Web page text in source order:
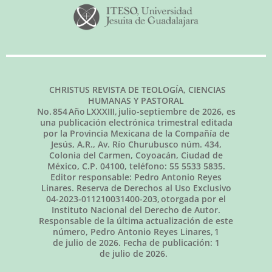
CHRISTUS REVISTA DE TEOLOGÍA, CIENCIAS
HUMANAS Y PASTORAL
No.854Año LXXXIII, julio-septiembre de 2026, es
una publicación electrónica trimestral editada
por la Provincia Mexicana de la Compañía de
Jesús, A.R., Av. Río Churubusco núm. 434,
Colonia del Carmen, Coyoacán, Ciudad de
México, C.P. 04100, teléfono: 55 5533 5835.
Editor responsable: Pedro Antonio Reyes
Linares. Reserva de Derechos al Uso Exclusivo
04-2023-011210031400-203, otorgada por el
Instituto Nacional del Derecho de Autor.
Responsable de la última actualización de este
número, Pedro Antonio Reyes Linares, 1
de julio de 2026. Fecha de publicación: 1
de julio de 2026.